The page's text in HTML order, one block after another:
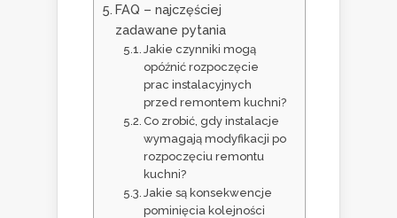
FAQ – najczęściej
zadawane pytania
Jakie czynniki mogą
opóźnić rozpoczęcie
prac instalacyjnych
przed remontem kuchni?
Co zrobić, gdy instalacje
wymagają modyfikacji po
rozpoczęciu remontu
kuchni?
Jakie są konsekwencje
pominięcia kolejności